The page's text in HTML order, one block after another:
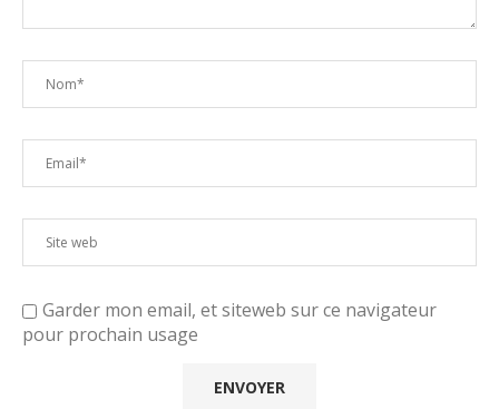
Garder mon email, et siteweb sur ce navigateur
pour prochain usage